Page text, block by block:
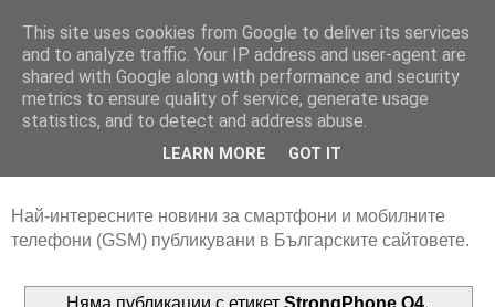
Най-интересните новини за смартфони и мобилните
телефони (GSM) публикувани в Българските сайтовете.
Няма публикации с етикет StrongPhone Q4.
This site uses cookies from Google to deliver its services
and to analyze traffic. Your IP address and user-agent are
shared with Google along with performance and security
metrics to ensure quality of service, generate usage
statistics, and to detect and address abuse.
LEARN MORE GOT IT